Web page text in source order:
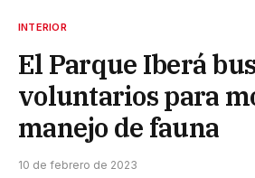
INTERIOR
El Parque Iberá
voluntarios para
manejo de fauna
10 de febrero de 2023